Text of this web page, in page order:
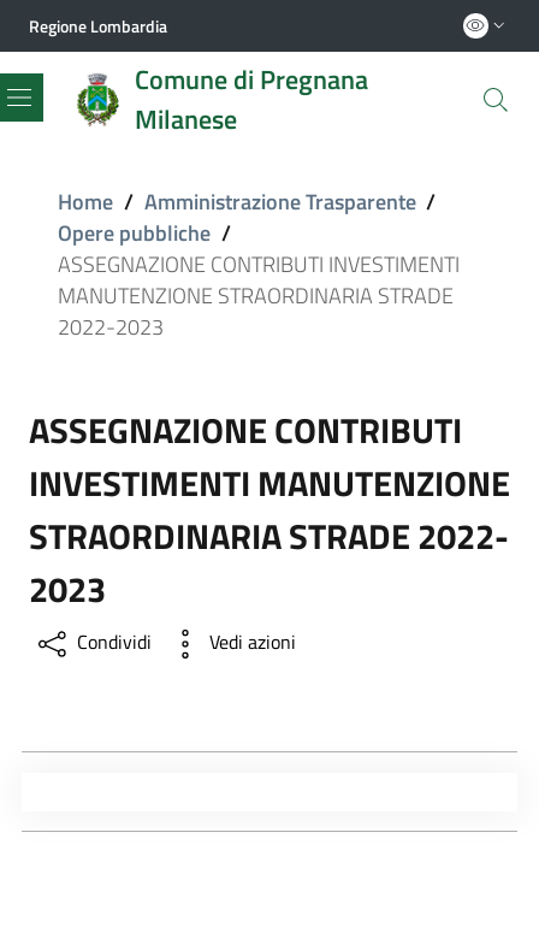
Regione Lombardia
Comune di Pregnana
Milanese
Menu
Home / Amministrazione Trasparente /
Opere pubbliche /
ASSEGNAZIONE CONTRIBUTI INVESTIMENTI
MANUTENZIONE STRAORDINARIA STRADE
2022-2023
ASSEGNAZIONE CONTRIBUTI
INVESTIMENTI MANUTENZIONE
STRAORDINARIA STRADE 2022-
2023
Condividi Vedi azioni